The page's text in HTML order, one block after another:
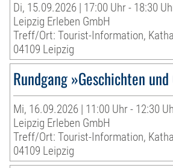
Di, 15.09.2026 | 17:00 Uhr - 18:30
Leipzig Erleben GmbH
Treff/Ort: Tourist-Information,
04109 Leipzig
Rundgang »Geschichten
Mi, 16.09.2026 | 11:00 Uhr - 12:30
Leipzig Erleben GmbH
Treff/Ort: Tourist-Information,
04109 Leipzig